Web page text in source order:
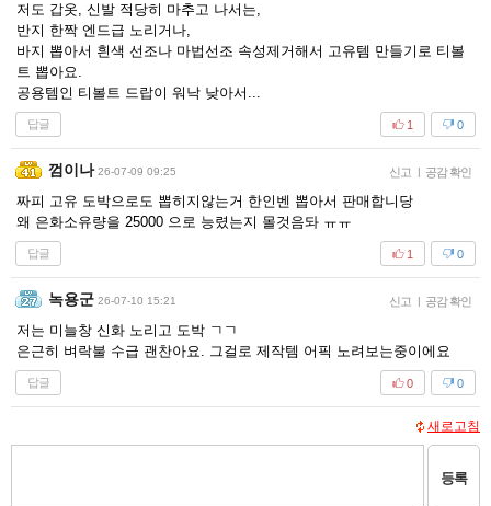
저도 갑옷, 신발 적당히 마추고 나서는,
반지 한짝 엔드급 노리거나,
바지 뽑아서 흰색 선조나 마법선조 속성제거해서 고유템 만들기로 티볼
트 뽑아요.
공용템인 티볼트 드랍이 워낙 낮아서...
답글 0
1
껌이나 26-07-09 09:25 신고 | 공감 확인
짜피 고유 도박으로도 뽑히지않는거 한인벤 뽑아서 판매합니당
왜 은화소유량을 25000 으로 능렸는지 몰것음돠 ㅠㅠ
답글 0
1
녹용군 26-07-10 15:21 신고 | 공감 확인
저는 미늘창 신화 노리고 도박 ㄱㄱ
은근히 벼락불 수급 괜찬아요. 그걸로 제작템 어픽 노려보는중이에요
답글 0
0
새로고침
등록